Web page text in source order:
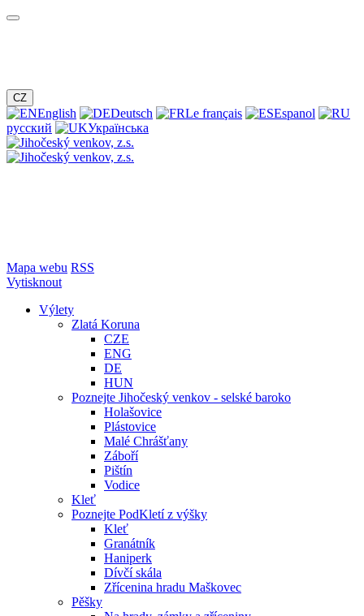
CZ
English Deutsch Le français
Espanol
русский
Українська
Mapa webu RSS
Vytisknout
Výlety
Zlatá Koruna
CZE
ENG
DE
HUN
Poznejte Jihočeský venkov - selské baroko
Holašovice
Plástovice
Malé Chrášťany
Záboří
Pištín
Vodice
Kleť
Poznejte PodKletí z výšky
Kleť
Granátník
Haniperk
Dívčí skála
Zřícenina hradu Maškovec
Pěšky